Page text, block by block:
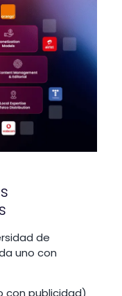
de
uno con
publicidad)